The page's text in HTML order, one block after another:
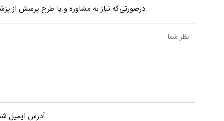
درصورتی‌که نیاز به مشاوره و یا طرح پرسش از
آدرس ایمیل